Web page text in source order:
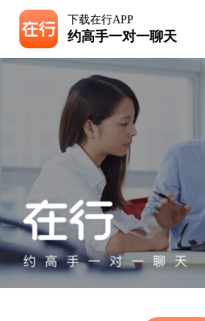
下载在行APP
约高手一对一聊天